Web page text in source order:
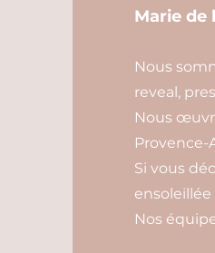
Marie de
Nous
reveal,
Nous
Provence-
Si vous
Nos